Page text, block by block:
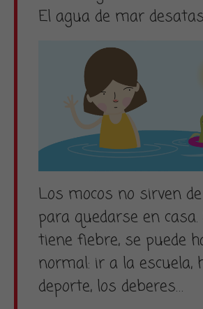
El agua de mar
Los mocos no sirven
para quedarse en
tiene fiebre, se puede
normal: ir a la escuela,
deporte, los deberes…